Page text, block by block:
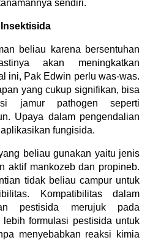
sendiri.
beliau karena bersentuhan
akan meningkatkan
ini, Pak Edwin perlu was-was.
yang cukup signifikan, bisa
jamur pathogen seperti
Upaya dalam pengendalian
fungisida.
beliau gunakan yaitu jenis
aktif mankozeb dan propineb.
tidak beliau campur untuk
Kompatibilitas dalam
pestisida merujuk pada
lebih formulasi pestisida untuk
menyebabkan reaksi kimia